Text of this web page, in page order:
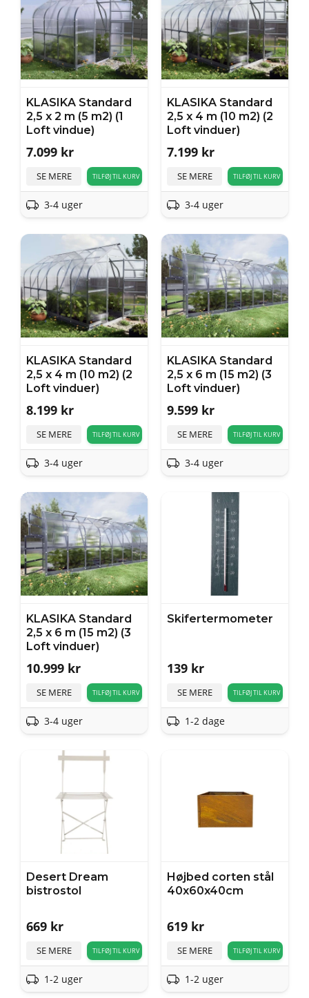
KLASIKA Standard
2,5 x 2 m (5 m2) (1
Loft vindue)
7.099 kr
SE MERE TILFØJ TIL KURV
3-4 uger
KLASIKA Standard
2,5 x 4 m (10 m2) (2
Loft vinduer)
7.199 kr
SE MERE TILFØJ TIL KURV
3-4 uger
KLASIKA Standard
2,5 x 4 m (10 m2) (2
Loft vinduer)
8.199 kr
SE MERE TILFØJ TIL KURV
3-4 uger
KLASIKA Standard
2,5 x 6 m (15 m2) (3
Loft vinduer)
9.599 kr
SE MERE TILFØJ TIL KURV
3-4 uger
KLASIKA Standard
2,5 x 6 m (15 m2) (3
Loft vinduer)
10.999 kr
SE MERE TILFØJ TIL KURV
3-4 uger
Skifertermometer
139 kr
SE MERE TILFØJ TIL KURV
1-2 dage
Desert Dream
bistrostol
669 kr
SE MERE TILFØJ TIL KURV
1-2 uger
Højbed corten stål
40x60x40cm
619 kr
SE MERE TILFØJ TIL KURV
1-2 uger